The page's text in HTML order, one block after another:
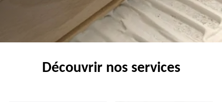
Découvrir nos services